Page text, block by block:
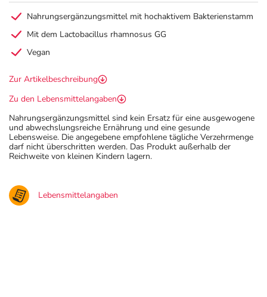
Nahrungsergänzungsmittel mit hochaktivem Bakterienstamm
Mit dem Lactobacillus rhamnosus GG
Vegan
Zur Artikelbeschreibung
Zu den Lebensmittelangaben
Nahrungsergänzungsmittel sind kein Ersatz für eine ausgewogene
und abwechslungsreiche Ernährung und eine gesunde
Lebensweise. Die angegebene empfohlene tägliche Verzehrmenge
darf nicht überschritten werden. Das Produkt außerhalb der
Reichweite von kleinen Kindern lagern.
Lebensmittelangaben